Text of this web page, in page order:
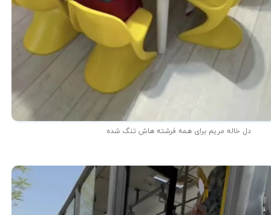
دل خاله مریم برای همه فرشته هاش تنگ شده